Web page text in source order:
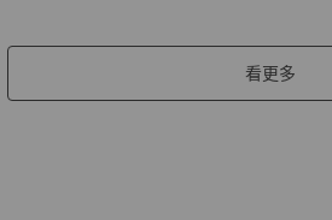
看更多